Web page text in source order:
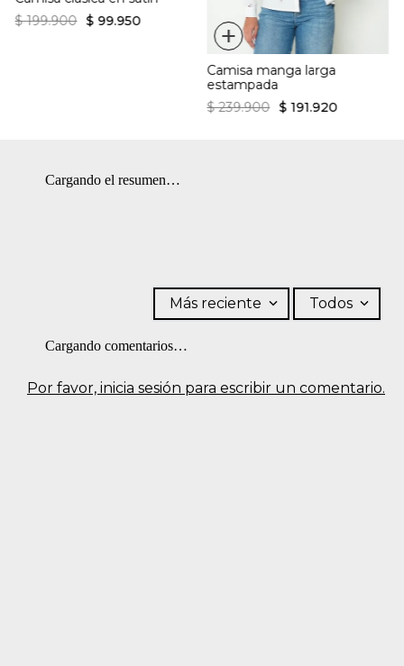
$ 199.900 $ 99.950 +
Camisa manga larga
estampada
$ 239.900 $ 191.920
Cargando el resumen…
Por favor, inicia sesión para escribir un comentario.
Más reciente Todos
Cargando comentarios…